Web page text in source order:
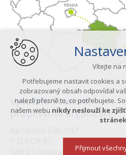
Vysočina Tourism,
příspěvková organizace
Vítejte na
Potřebujeme nastavit cookies a
zobrazovaný obsah odpovídal
nalezli přesně to, co potřebujete.
našem webu nikdy neslouží ke
stránek
Přijmout